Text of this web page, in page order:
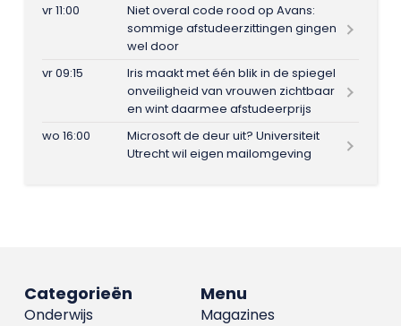
vr 11:00
Niet overal code rood op Avans:
sommige afstudeerzittingen gingen
wel door
vr 09:15
Iris maakt met één blik in de spiegel
onveiligheid van vrouwen zichtbaar
en wint daarmee afstudeerprijs
wo 16:00
Microsoft de deur uit? Universiteit
Utrecht wil eigen mailomgeving
Menu
Magazines
Categorieën
Onderwijs